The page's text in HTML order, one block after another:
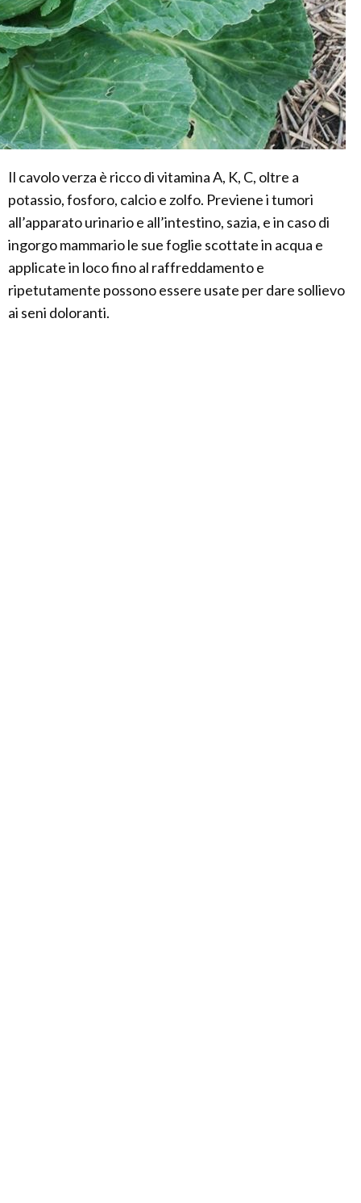
Il cavolo verza è ricco di vitamina A, K, C, oltre a
potassio, fosforo, calcio e zolfo. Previene i tumori
all’apparato urinario e all’intestino, sazia, e in caso di
ingorgo mammario le sue foglie scottate in acqua e
applicate in loco fino al raffreddamento e
ripetutamente possono essere usate per dare sollievo
ai seni doloranti.